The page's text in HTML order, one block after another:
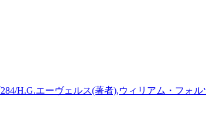
H.G.エーヴェルス(著者),ウィリアム・フォ